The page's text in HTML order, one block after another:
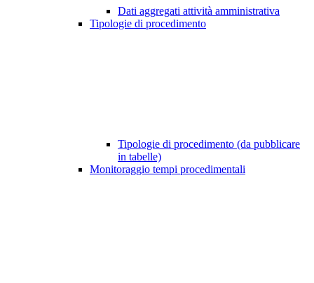
Dati aggregati attività amministrativa
Tipologie di procedimento
Tipologie di procedimento (da pubblicare
in tabelle)
Monitoraggio tempi procedimentali